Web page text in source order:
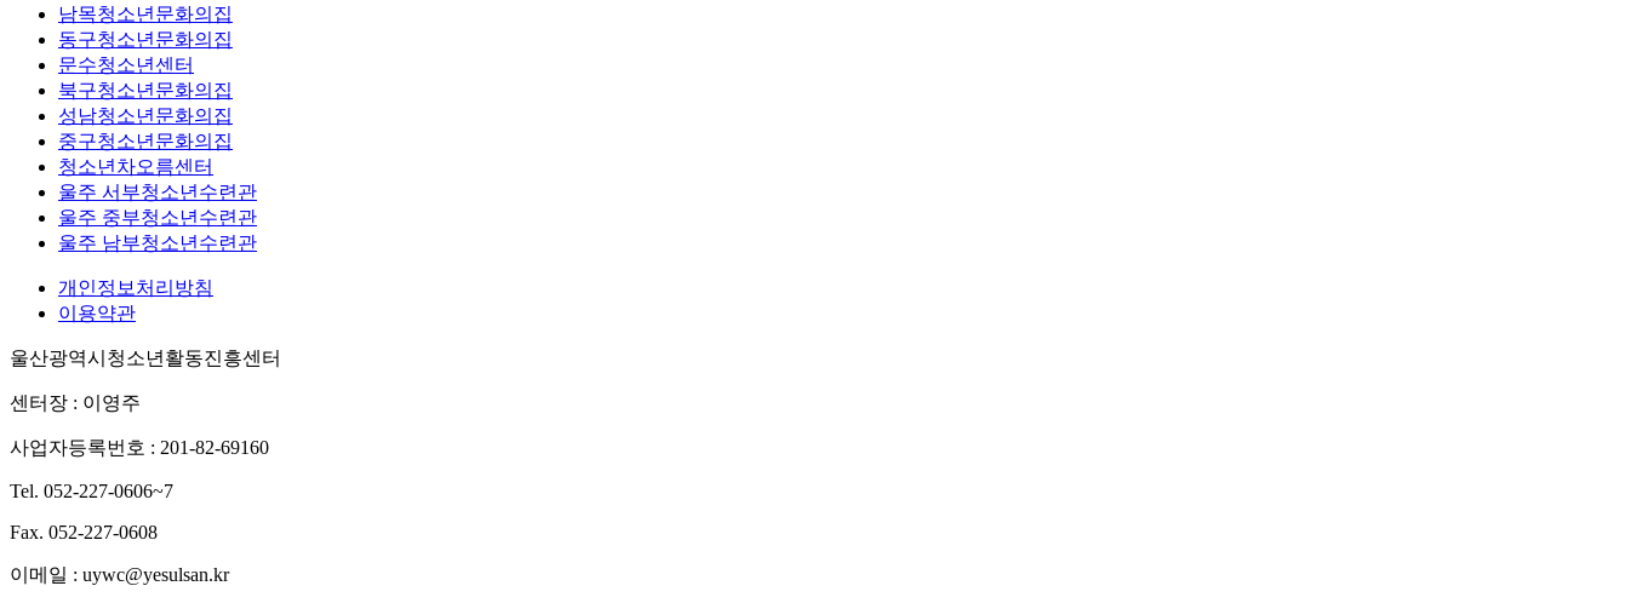
남목청소년문화의집
동구청소년문화의집
문수청소년센터
북구청소년문화의집
성남청소년문화의집
중구청소년문화의집
청소년차오름센터
울주 서부청소년수련관
울주 중부청소년수련관
울주 남부청소년수련관
개인정보처리방침
이용약관
울산광역시청소년활동진흥센터
센터장 : 이영주
사업자등록번호 : 201-82-69160
Tel. 052-227-0606~7
Fax. 052-227-0608
이메일 : uywc@yesulsan.kr